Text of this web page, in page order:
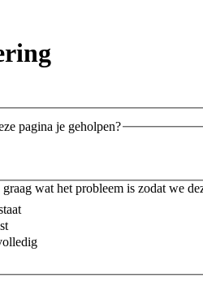
pagina je geholpen?
wat het probleem is zodat we